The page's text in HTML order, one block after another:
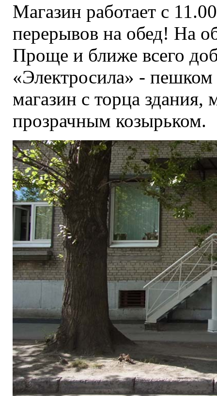
Магазин работает с
перерывов на обед! На
Проще и ближе всего
«Электросила» -
магазин с торца здания,
прозрачным козырьком.